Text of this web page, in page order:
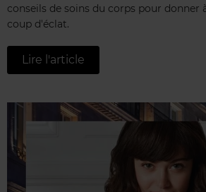
conseils de soins du corps pour donner
coup d'éclat.
Lire l'article